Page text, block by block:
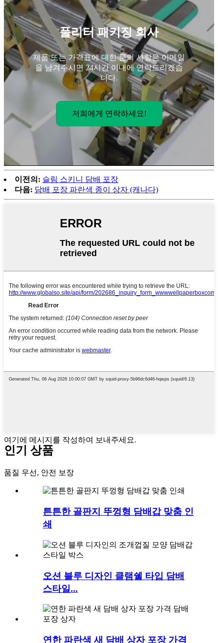
풀리터 패키징 회사
제품 또는 가격표에 대한 문의 사항은 이메일
을 남겨주시면 24시간 이내에 연락드리겠습
니다.
저희에게 연락하세요!
이전의: 슬림 스키니 담배 포장
다음: 담배 포장 파란색 종이 상자 (캐나다)
여기에 메시지를 작성하여 보내주세요.
인기 상품
품질 우선, 안전 보장
튼튼한 골판지 뚜껑형 담배갑 맞춤 인
쇄
오션 블루 디자인 클램쉘 타입 담배
스타일...
연한 파란색 새 담배 상자 포장 가격